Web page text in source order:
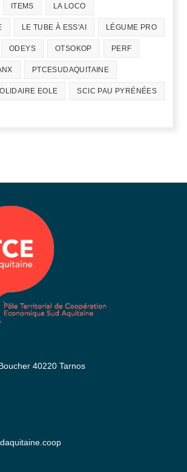
ITEMS LA LOCO
LE TUBE À ESS'AI LÉGUME PRO
ODEYS OTSOKOP PERF
PTCESUDAQUITAINE
EOLE SCIC PAU PYRÉNÉES
40220 Tarnos